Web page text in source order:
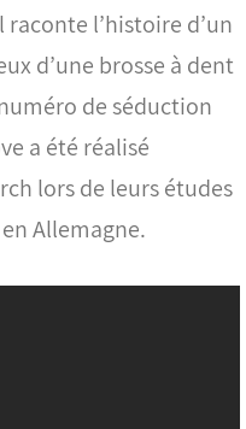
l’histoire d’un
d’une brosse à dent
de séduction
a été réalisé
lors de leurs études
Allemagne.